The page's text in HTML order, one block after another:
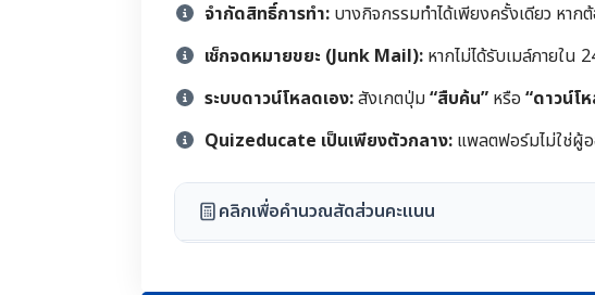
จำกัดสิทธิ์การทำ: บางกิจกรรมทำได้เพียงครั้งเดียว หา
เช็กจดหมายขยะ (Junk Mail): หากไม่ได้รับเมล์ภายใน
ระบบดาวน์โหลดเอง:สังเกตปุ่ม“สืบค้น” หรือ “ดาวน์โ
Quizeducate เป็นเพียงตัวกลาง: แพลตฟอร์มไม่ใช่ผู้
คลิกเพื่อคำนวณสัดส่วนคะแนน